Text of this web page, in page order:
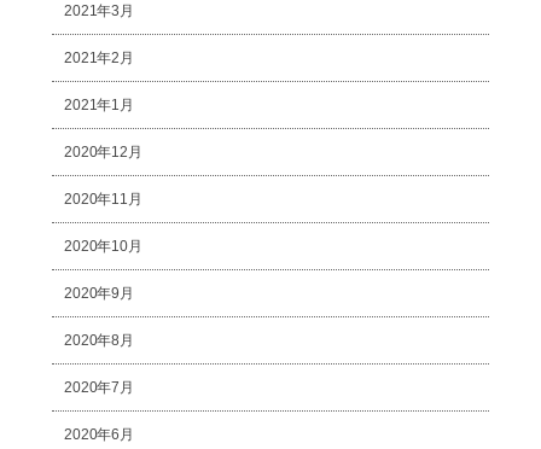
2021年3月
2021年2月
2021年1月
2020年12月
2020年11月
2020年10月
2020年9月
2020年8月
2020年7月
2020年6月